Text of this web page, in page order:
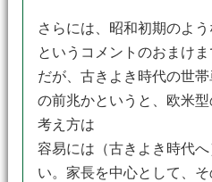
さらには、昭和初期のよ
というコメントのおまけま
だが、古きよき時代の世
の前兆かというと、欧米
考え方は
容易には（古きよき時代
い。家長を中心として、